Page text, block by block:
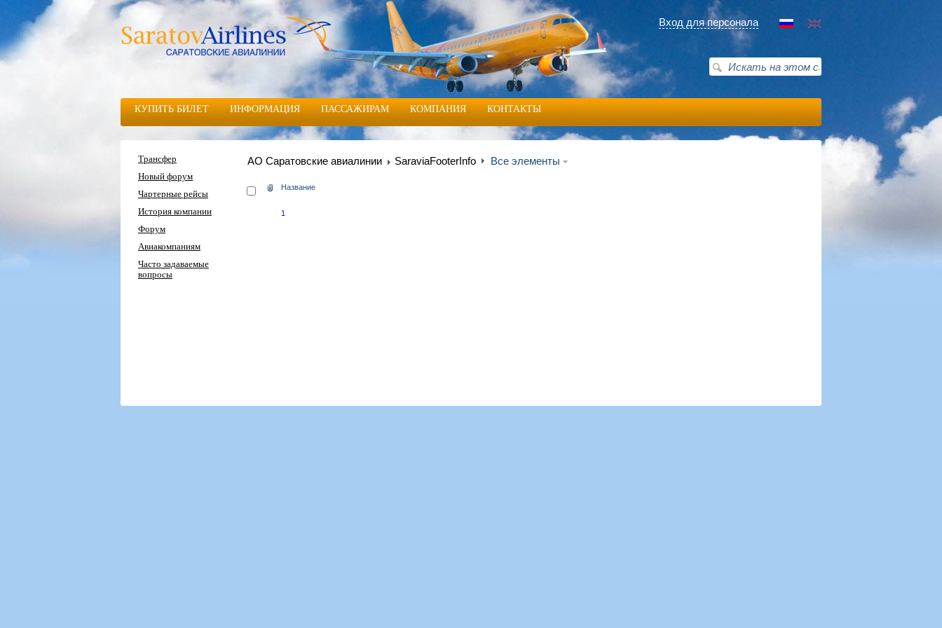
Вход для персонала
КУПИТЬ БИЛЕТ ИНФОРМАЦИЯ ПАССАЖИРАМ КОМПАНИЯ КОНТАКТЫ
Трансфер
Новый форум
Чартерные рейсы
История компании
Форум
Авиакомпаниям
Часто задаваемые
вопросы
АО Саратовские авиалинии SaraviaFooterInfo Все элементы
Название
1